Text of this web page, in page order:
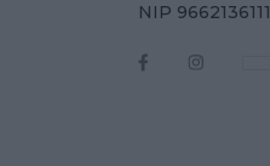
NIP 9662136111